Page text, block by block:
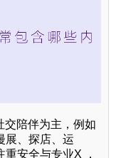
交陪伴为主，例如
展、探店、运
安全与专业X ，